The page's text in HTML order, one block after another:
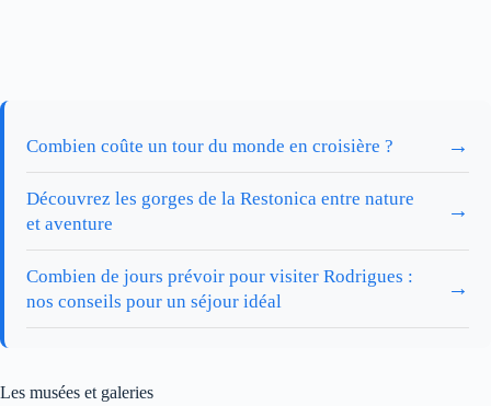
Combien coûte un tour du monde en croisière ? →
Découvrez les gorges de la Restonica entre nature
et aventure
→
Combien de jours prévoir pour visiter Rodrigues :
nos conseils pour un séjour idéal
→
Les musées et galeries